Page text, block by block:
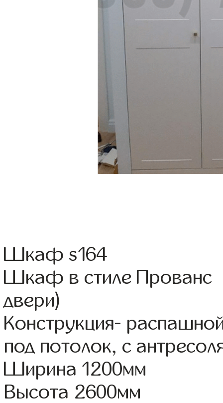
Шкаф s164
Шкаф в стиле Прованс
двери)
Конструкция-
под потолок, с
Ширина 1200мм
Высота 2600мм